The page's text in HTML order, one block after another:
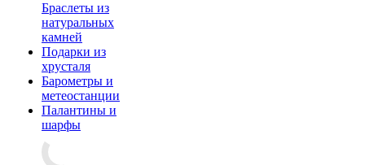
Браслеты из
натуральных
камней
Подарки из
хрусталя
Барометры и
метеостанции
Палантины и
шарфы